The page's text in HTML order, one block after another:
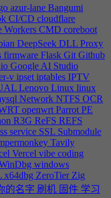
azur-lane Bangumi
CI/CD cloudflare
Workers CMD coreboot
DeepSeek DLL Proxy
firmware Flask Git Github
Google AI Studio
v ipset iptables IPTV
Lenovo Linux linux
Network NTFS OCR
openwrt Parrot PE
R3G ReFS REFS
service SSL Submodule
Tavily
Vercel vibe coding
windows
x64dbg ZeroTier Zig
的名字 刷机 固件 学习